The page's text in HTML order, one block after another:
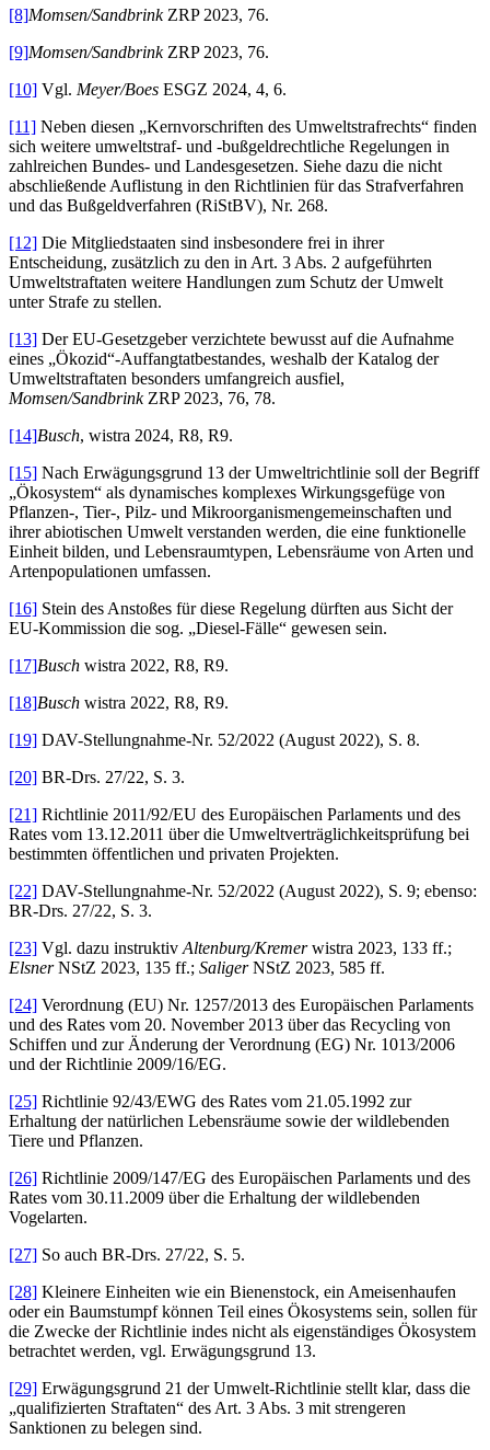
[8]Momsen/Sandbrink ZRP 2023, 76.
[9]Momsen/Sandbrink ZRP 2023, 76.
[10] Vgl. Meyer/Boes ESGZ 2024, 4, 6.
[11] Neben diesen „Kernvorschriften des Umweltstrafrechts“ finden
sich weitere umweltstraf- und -bußgeldrechtliche Regelungen in
zahlreichen Bundes- und Landesgesetzen. Siehe dazu die nicht
abschließende Auflistung in den Richtlinien für das Strafverfahren
und das Bußgeldverfahren (RiStBV), Nr. 268.
[12] Die Mitgliedstaaten sind insbesondere frei in ihrer
Entscheidung, zusätzlich zu den in Art. 3 Abs. 2 aufgeführten
Umweltstraftaten weitere Handlungen zum Schutz der Umwelt
unter Strafe zu stellen.
[13] Der EU-Gesetzgeber verzichtete bewusst auf die Aufnahme
eines „Ökozid“-Auffangtatbestandes, weshalb der Katalog der
Umweltstraftaten besonders umfangreich ausfiel,
Momsen/SandbrinkZRP 2023, 76, 78.
[14]Busch, wistra 2024, R8, R9.
[15] Nach Erwägungsgrund 13 der Umweltrichtlinie soll der Begriff
„Ökosystem“ als dynamisches komplexes Wirkungsgefüge von
Pflanzen-, Tier-, Pilz- und Mikroorganismengemeinschaften und
ihrer abiotischen Umwelt verstanden werden, die eine funktionelle
Einheit bilden, und Lebensraumtypen, Lebensräume von Arten und
Artenpopulationen umfassen.
[16] Stein des Anstoßes für diese Regelung dürften aus Sicht der
EU-Kommission die sog. „Diesel-Fälle“ gewesen sein.
[17]Busch wistra 2022, R8, R9.
[18]Busch wistra 2022, R8, R9.
[19] DAV-Stellungnahme-Nr. 52/2022 (August 2022), S. 8.
[20] BR-Drs. 27/22, S. 3.
[21] Richtlinie 2011/92/EU des Europäischen Parlaments und des
Rates vom 13.12.2011 über die Umweltverträglichkeitsprüfung bei
bestimmten öffentlichen und privaten Projekten.
[22] DAV-Stellungnahme-Nr. 52/2022 (August 2022), S. 9; ebenso:
BR-Drs. 27/22, S. 3.
[23] Vgl. dazu instruktiv Altenburg/Kremerwistra 2023, 133 ff.;
ElsnerNStZ 2023, 135 ff.; SaligerNStZ 2023, 585 ff.
[24] Verordnung (EU) Nr. 1257/2013 des Europäischen Parlaments
und des Rates vom 20. November 2013 über das Recycling von
Schiffen und zur Änderung der Verordnung (EG) Nr. 1013/2006
und der Richtlinie 2009/16/EG.
[25] Richtlinie 92/43/EWG des Rates vom 21.05.1992 zur
Erhaltung der natürlichen Lebensräume sowie der wildlebenden
Tiere und Pflanzen.
[26] Richtlinie 2009/147/EG des Europäischen Parlaments und des
Rates vom 30.11.2009 über die Erhaltung der wildlebenden
Vogelarten.
[27] So auch BR-Drs. 27/22, S. 5.
[28] Kleinere Einheiten wie ein Bienenstock, ein Ameisenhaufen
oder ein Baumstumpf können Teil eines Ökosystems sein, sollen für
die Zwecke der Richtlinie indes nicht als eigenständiges Ökosystem
betrachtet werden, vgl. Erwägungsgrund 13.
[29] Erwägungsgrund 21 der Umwelt-Richtlinie stellt klar, dass die
„qualifizierten Straftaten“ des Art. 3 Abs. 3 mit strengeren
Sanktionen zu belegen sind.